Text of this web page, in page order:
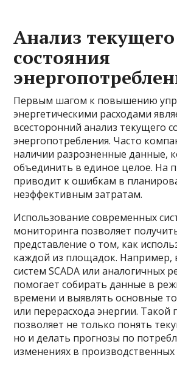
Анализ текущего
состояния
Первым шагом к повышению
энергетическими расходами
всесторонний анализ текущего
энергопотребления. Часто
наличии разрозненные данные,
объединить в единое целое. На
приводит к ошибкам в
неэффективным затратам.
Использование современных
мониторинга позволяет
представление о том, как
каждой из площадок. Например,
систем SCADA или аналогичных
помогает собирать данные в
времени и выявлять основные
или перерасхода энергии. Такой
позволяет не только понять
но и делать прогнозы по
изменениях в производственных